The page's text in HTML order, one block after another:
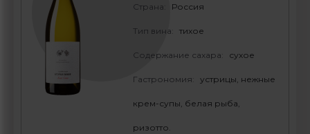
Страна: Россия
Тип вина: тихое
Содержание сахара: сухое
Гастрономия: устрицы, нежные
крем-супы, белая рыба,
ризотто.